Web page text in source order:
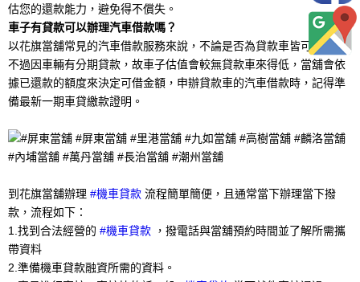
估您的還款能力，避免得不償失。
車子有貸款可以辦理汽車借款嗎？
以花旗當舖常見的汽車借款服務來說，不論是否為貸款車皆可辦理，
不過因車輛有分期貸款，故車子估值會較無貸款車來得低，當舖會依
據已還款的額度來決定可借金額，申辦貸款車的汽車借款時，記得準
備最新一期車貸繳款證明。
到花旗當舖辦理 #機車貸款 流程簡單簡便，且通常當下辦理當下撥
款，流程如下：
1.找到合法經營的 #機車貸款 ，撥電話與當舖預約時間並了解所需攜
帶資料
2.準備機車貸款融資所需的資料。